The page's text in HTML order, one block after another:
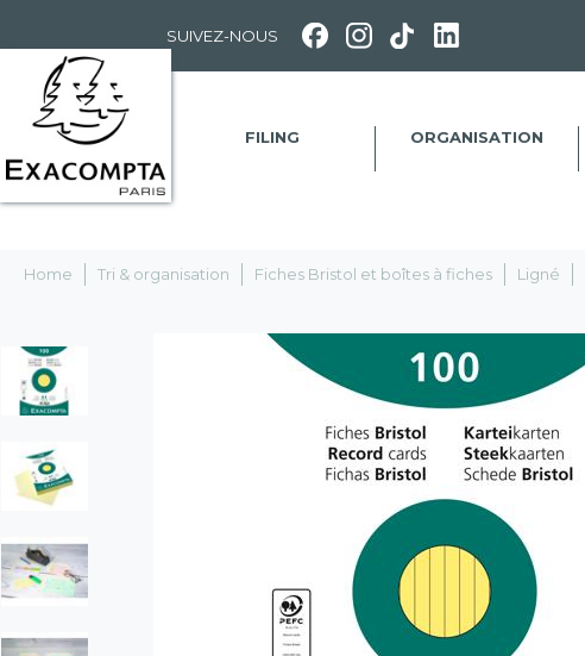
SUIVEZ-NOUS
FILING ORGANISATION
Home Tri & organisation Fiches Bristol et boîtes à fiches Ligné